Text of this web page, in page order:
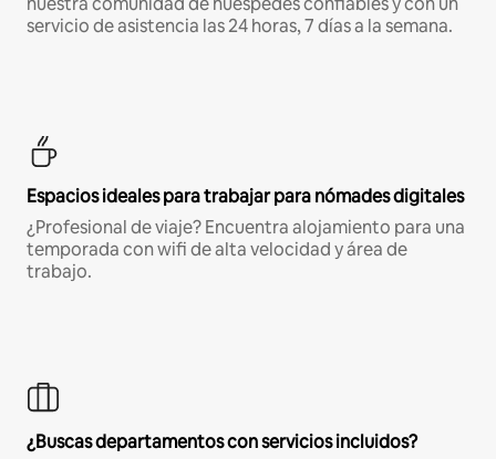
servicio de asistencia las 24 horas, 7 días a la semana.
Espacios ideales para trabajar para nómades digitales
¿Profesional de viaje? Encuentra alojamiento para una
temporada con wifi de alta velocidad y área de
trabajo.
¿Buscas departamentos con servicios incluidos?